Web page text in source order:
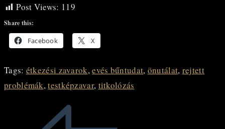
Post Views: 119
Share this:
Facebook X
Tags: étkezési zavarok, evés bűntudat, önutálat, rejtett
problémák, testképzavar, titkolózás